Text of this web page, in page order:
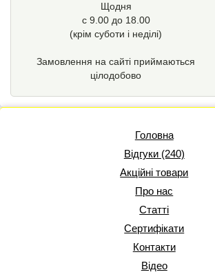
Щодня
с 9.00 до 18.00
(крім суботи і неділі)
Замовлення на сайті приймаються
цілодобово
Головна
Відгуки (240)
Акційні товари
Про нас
Статті
Сертифікати
Контакти
Відео